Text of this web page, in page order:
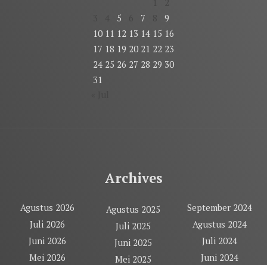
5 7
9
10 11 12 13 14 15 16
17 18 19 20 21 22 23
24 25 26 27 28 29 30
31
Archives
Agustus 2026
Juli 2026
Juni 2026
Mei 2026
Agustus 2025
Juli 2025
Juni 2025
Mei 2025
September 2024
Agustus 2024
Juli 2024
Juni 2024